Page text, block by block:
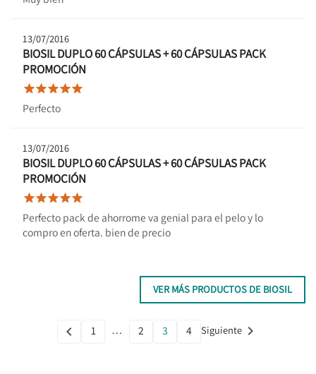
13/07/2016
BIOSIL DUPLO 60 CÁPSULAS + 60 CÁPSULAS PACK
PROMOCIÓN

Perfecto
13/07/2016
BIOSIL DUPLO 60 CÁPSULAS + 60 CÁPSULAS PACK
PROMOCIÓN

Perfecto pack de ahorrome va genial para el pelo y lo
compro en oferta. bien de precio
VER MÁS PRODUCTOS DE BIOSIL
 1 … 2 3 4 Siguiente 